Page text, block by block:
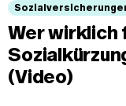
Wer wirklich
(Video)